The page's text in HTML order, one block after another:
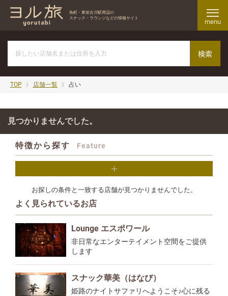
魚町・東加古川駅周辺の
スナック・ラウンジなどの情報サイト
menu
TOP 店舗一覧 占い
見つかりませんでした。
特徴から探す Feature
お探しの条件と一致する店舗が見つかりませんでした。
よく見られているお店
Lounge エスポワール
非日常なエンターテイメント空間をご提供
します
スナック華美（はなび）
姫路のナイトサファリへようこそ♪心に残る